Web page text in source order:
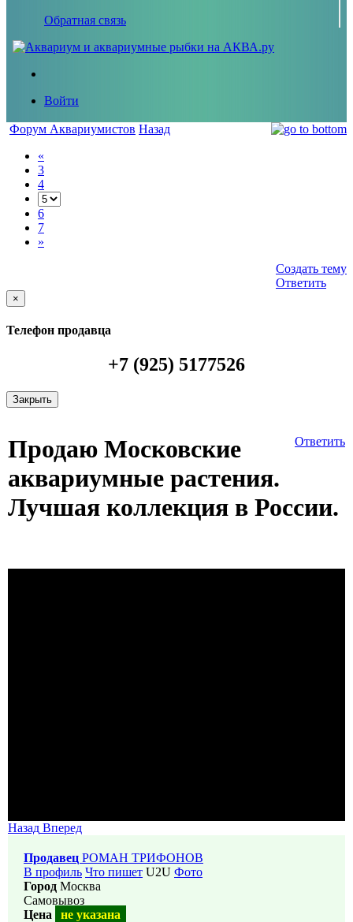
Обратная связь
Войти
Форум Аквариумистов Назад
«
3
4
6
7
»
Создать тему
Ответить
×
Телефон продавца
+7 (925) 5177526
Закрыть
Ответить
Продаю Московские
аквариумные растения.
Лучшая коллекция в России.
Назад Вперед
Продавец РОМАН ТРИФОНОВ
В профиль Что пишет U2U Фото
Город Москва
Самовывоз
Цена
не указана